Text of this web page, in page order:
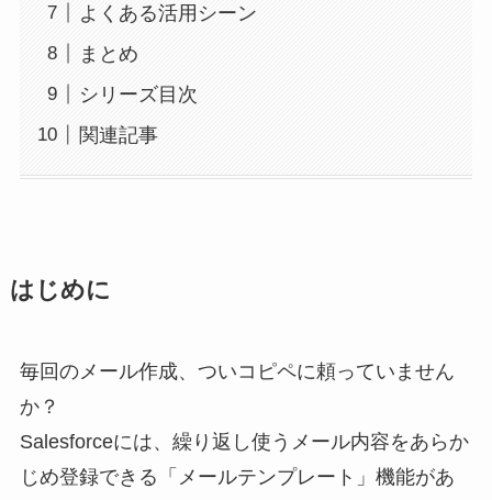
よくある活用シーン
まとめ
シリーズ目次
関連記事
はじめに
毎回のメール作成、ついコピペに頼っていません
か？
Salesforceには、繰り返し使うメール内容をあらか
じめ登録できる「メールテンプレート」機能があ